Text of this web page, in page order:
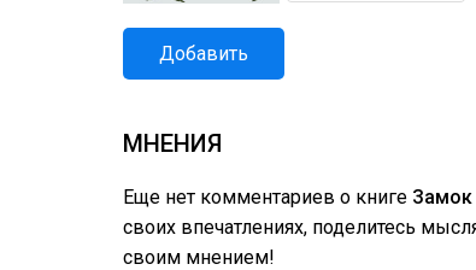
Добавить
МНЕНИЯ
Еще нет комментариев о книге Замок
своих впечатлениях, поделитесь
своим мнением!